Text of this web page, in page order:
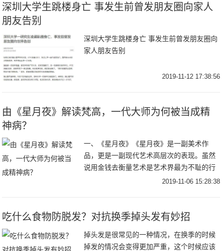
深圳大学生跳楼身亡 事发生前曾发朋友圈向家人
朋友告别
深圳大学生跳楼身亡 事发生前曾发朋友圈向
家人朋友告别
2019-11-12 17:38:56
由《星月夜》解读梵高，一代大师为何被当成精
神病？
一、《星月夜》《星月夜》是一副美术作
品，更是一副现代艺术高层次的表现。虽然
说用金钱去衡量艺术是艺术界最为不耻的行
为，但是为了让人更为直观的看到《星月
2019-11-06 15:28:38
吃什么食物防脱发？对抗换季掉头发有妙招
掉头发是很常见的一种情况，在换季的时候
掉发的情况会变得更加严重，这个时候应该